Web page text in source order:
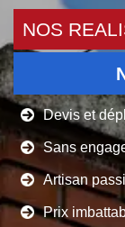
NOS
Devis et
Sans
Artisan
Prix